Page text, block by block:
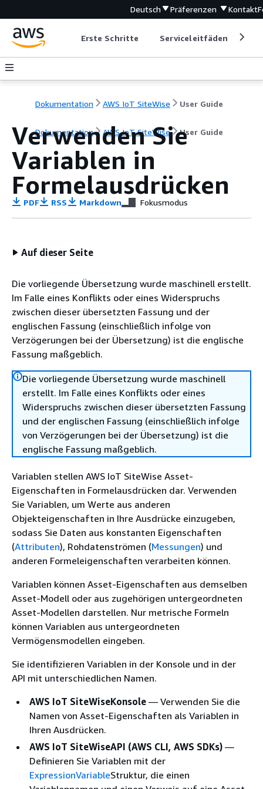
Deutsch Präferenzen Kontakt
Erste Schritte Serviceleitfäden
Dokumentation AWS IoT SiteWise User Guide
Dokumentation AWS IoT SiteWise User Guide
Verwenden Sie
Variablen in
Formelausdrücken
PDF RSS Markdown Fokusmodus
Auf dieser Seite
Die vorliegende Übersetzung wurde maschinell erstellt.
Im Falle eines Konflikts oder eines Widerspruchs
zwischen dieser übersetzten Fassung und der
englischen Fassung (einschließlich infolge von
Verzögerungen bei der Übersetzung) ist die englische
Fassung maßgeblich.
Die vorliegende Übersetzung wurde maschinell
erstellt. Im Falle eines Konflikts oder eines
Widerspruchs zwischen dieser übersetzten Fassung
und der englischen Fassung (einschließlich infolge
von Verzögerungen bei der Übersetzung) ist die
englische Fassung maßgeblich.
Variablen stellen AWS IoT SiteWise Asset-
Eigenschaften in Formelausdrücken dar. Verwenden
Sie Variablen, um Werte aus anderen
Objekteigenschaften in Ihre Ausdrücke einzugeben,
sodass Sie Daten aus konstanten Eigenschaften
(Attributen), Rohdatenströmen (Messungen) und
anderen Formeleigenschaften verarbeiten können.
Variablen können Asset-Eigenschaften aus demselben
Asset-Modell oder aus zugehörigen untergeordneten
Asset-Modellen darstellen. Nur metrische Formeln
können Variablen aus untergeordneten
Vermögensmodellen eingeben.
Sie identifizieren Variablen in der Konsole und in der
API mit unterschiedlichen Namen.
AWS IoT SiteWiseKonsole — Verwenden Sie die
Namen von Asset-Eigenschaften als Variablen in
Ihren Ausdrücken.
AWS IoT SiteWiseAPI (AWS CLI, AWS SDKs) —
Definieren Sie Variablen mit der
ExpressionVariableStruktur, die einen